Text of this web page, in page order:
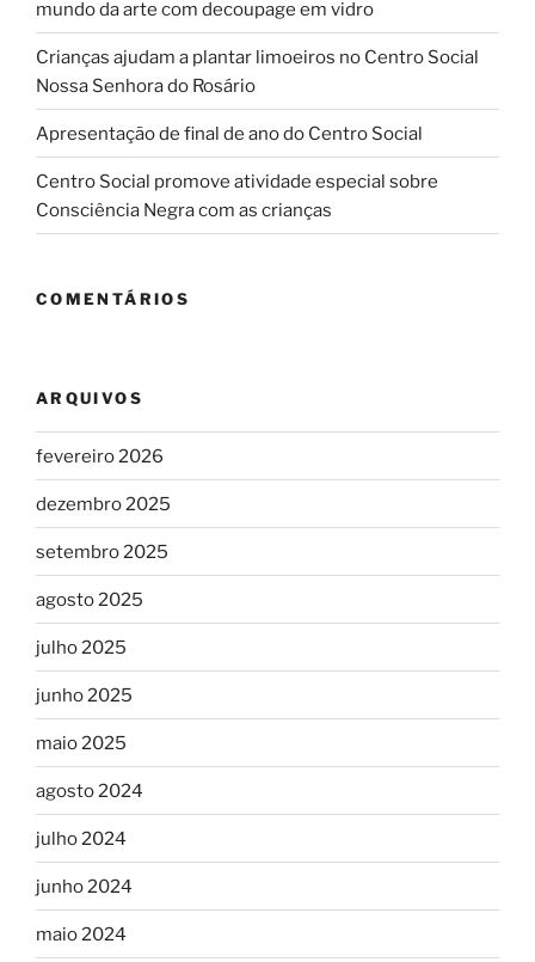
mundo da arte com decoupage em vidro
Crianças ajudam a plantar limoeiros no Centro Social
Nossa Senhora do Rosário
Apresentação de final de ano do Centro Social
Centro Social promove atividade especial sobre
Consciência Negra com as crianças
COMENTÁRIOS
ARQUIVOS
fevereiro 2026
dezembro 2025
setembro 2025
agosto 2025
julho 2025
junho 2025
maio 2025
agosto 2024
julho 2024
junho 2024
maio 2024